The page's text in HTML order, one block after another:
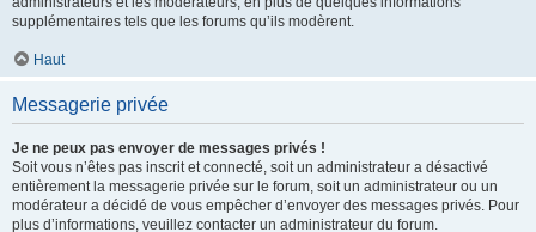
supplémentaires tels que les forums qu’ils modèrent.
Haut
Messagerie privée
Je ne peux pas envoyer de messages privés !
Soit vous n’êtes pas inscrit et connecté, soit un administrateur a désactivé
entièrement la messagerie privée sur le forum, soit un administrateur ou un
modérateur a décidé de vous empêcher d’envoyer des messages privés. Pour
plus d’informations, veuillez contacter un administrateur du forum.